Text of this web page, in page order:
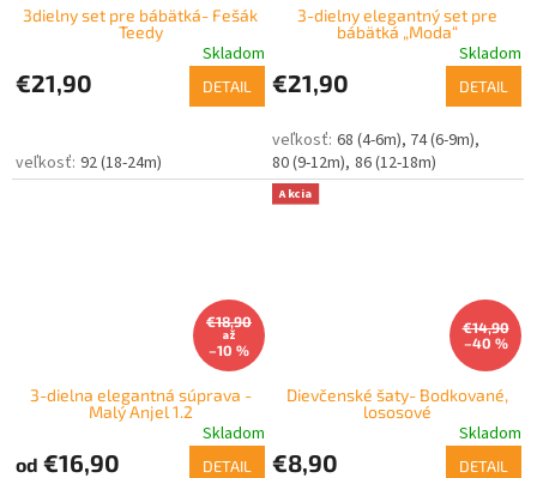
3dielny set pre bábätká- Fešák
Teedy
Skladom
€21,90 DETAIL
92 (18-24m)
3-dielny elegantný set pre
bábätká „Moda“
Skladom
€21,90 DETAIL
68 (4-6m) 74 (6-9m)
80 (9-12m) 86 (12-18m)
€18,90
až
–10 %
3-dielna elegantná súprava -
Malý Anjel 1.2
Skladom
od €16,90 DETAIL
Akcia
€14,90
–40 %
Dievčenské šaty- Bodkované,
lososové
Skladom
€8,90 DETAIL